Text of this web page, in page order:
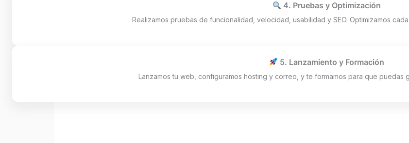
4. Pruebas y Optimización
Realizamos pruebas de funcionalidad, velocidad, usabilidad y SEO. Optimizamos
5. Lanzamiento y Formación
Lanzamos tu web, configuramos hosting y correo, y te formamos para que puedas